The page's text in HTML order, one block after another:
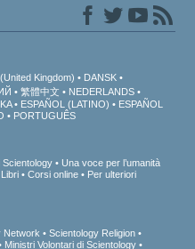
Kingdom)
DANSK
繁體中文
NEDERLANDS
ESPAÑOL (LATINO)
ESPAÑOL
PORTUGUÊS
Una voce per l’umanità
Libri Corsi online
Per ulteriori
Network
Scientology Religion
Ministri Volontari di Scientology